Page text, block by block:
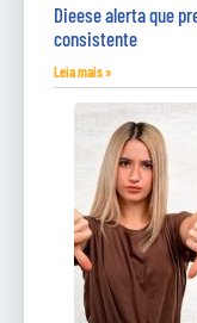
Dieese alerta que
consistente
Leia mais »